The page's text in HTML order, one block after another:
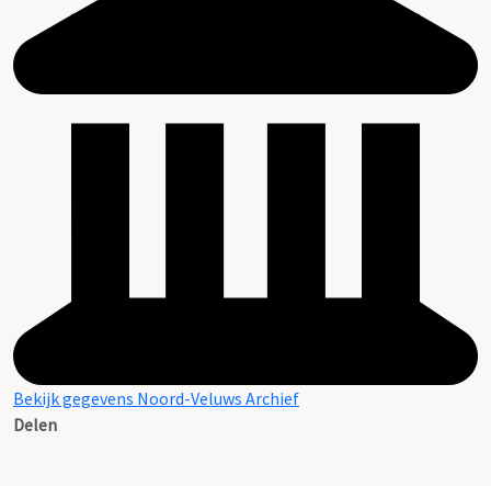
Bekijk gegevens Noord-Veluws Archief
Delen